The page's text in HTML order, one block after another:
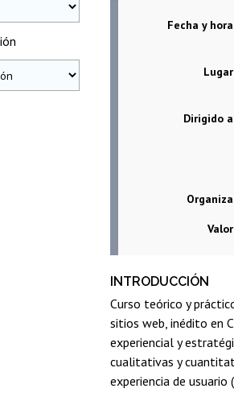
Fecha y
Dirigido
INTRODUCCIÓN
Curso teórico y
sitios web, inédito en
experiencial y
cualitativas y
experiencia de